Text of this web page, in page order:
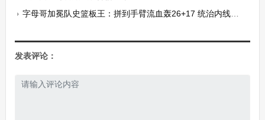
字母哥加冕队史篮板王：拼到手臂流血轰26+17 统治内线授课申京
发表评论：